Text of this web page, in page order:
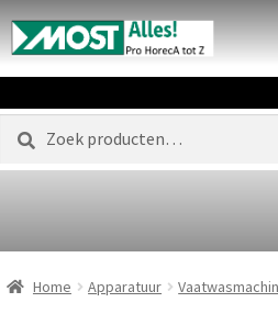
Zoeken
Home Apparatuur